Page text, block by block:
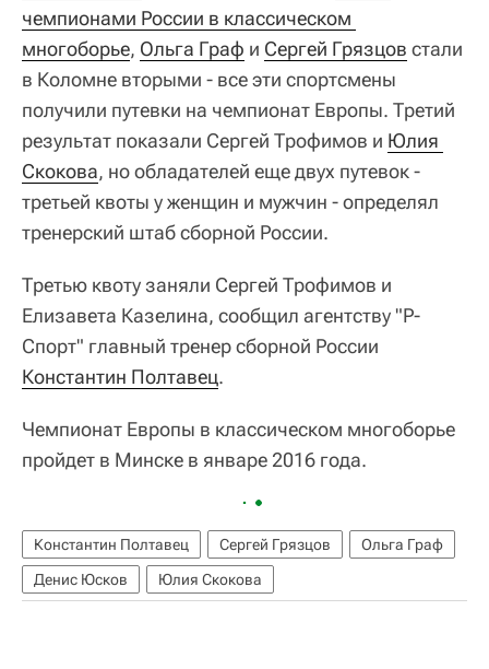
чемпионами России в классическом
многоборье, Ольга Граф и Сергей Грязцов стали
в Коломне вторыми - все эти спортсмены
получили путевки на чемпионат Европы. Третий
результат показали Сергей Трофимов и Юлия
Скокова, но обладателей еще двух путевок -
третьей квоты у женщин и мужчин - определял
тренерский штаб сборной России.
Третью квоту заняли Сергей Трофимов и
Елизавета Казелина, сообщил агентству "Р-
Спорт" главный тренер сборной России
Константин Полтавец.
Чемпионат Европы в классическом многоборье
пройдет в Минске в январе 2016 года.
Константин Полтавец Сергей Грязцов
Ольга Граф
Денис Юсков
Юлия Скокова